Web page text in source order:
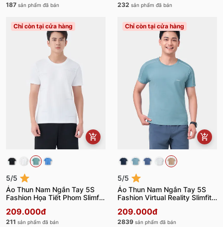
187 sản phẩm đã bán
232 sản phẩm đã bán
Chỉ còn tại cửa hàng
5/5
Áo Thun Nam Ngắn Tay 5S
Fashion Họa Tiết Phom Slimfit
209.000đ
211 sản phẩm đã bán
Chỉ còn tại cửa hàng
5/5
Áo Thun Nam Ngắn Tay 5S
Fashion Virtual Reality Slimfit
209.000đ
2839 sản phẩm đã bán